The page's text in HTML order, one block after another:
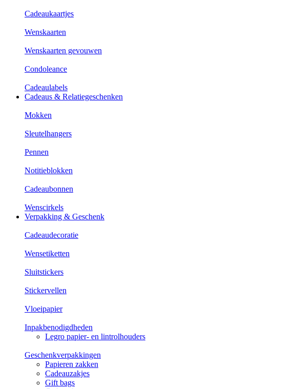
Cadeaukaartjes
Wenskaarten
Wenskaarten gevouwen
Condoleance
Cadeaulabels
Cadeaus & Relatiegeschenken
Mokken
Sleutelhangers
Pennen
Notitieblokken
Cadeaubonnen
Wenscirkels
Verpakking & Geschenk
Cadeaudecoratie
Wensetiketten
Sluitstickers
Stickervellen
Vloeipapier
Inpakbenodigdheden
Legro papier- en lintrolhouders
Geschenkverpakkingen
Papieren zakken
Cadeauzakjes
Gift bags